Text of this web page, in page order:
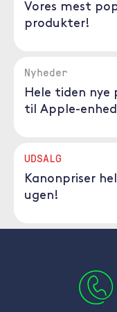
Vores mest
produkter!
Nyheder
Hele tiden nye
til Apple-
UDSALG
Kanonpriser
ugen!